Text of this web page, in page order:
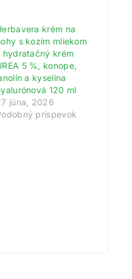
krém na
s kozím mliekom
hydratačný krém
5 %, konope,
a kyselina
120 ml
júna, 2026
príspevok
za registráciu a
vám pripíšeme vstupný
každé 1 € nákupu získate